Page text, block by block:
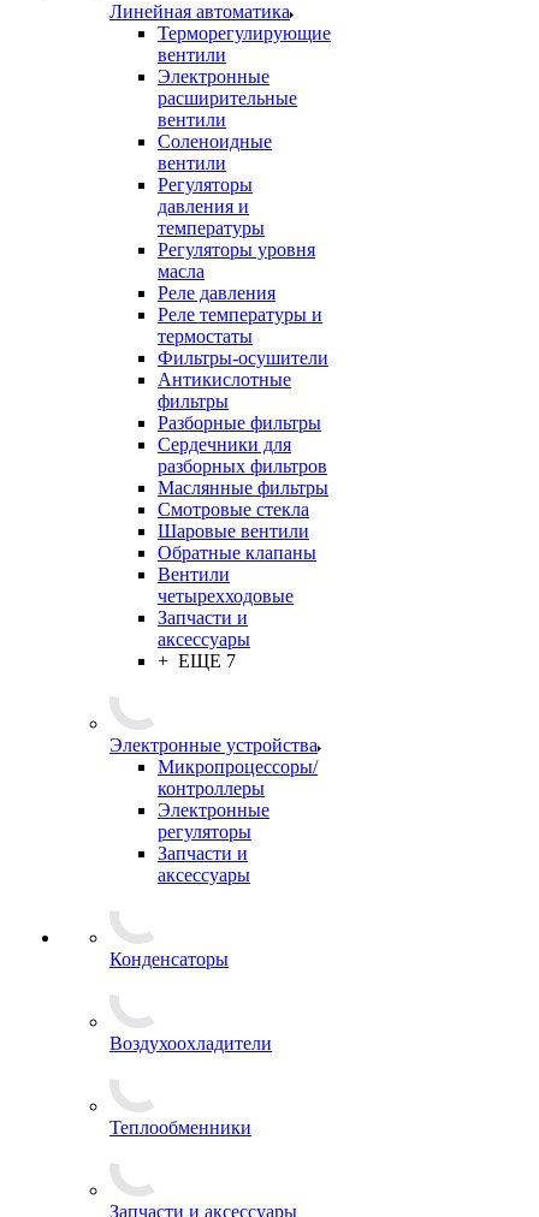
Линейная автоматика
Терморегулирующие
вентили
Электронные
расширительные
вентили
Соленоидные
вентили
Регуляторы
давления и
температуры
Регуляторы уровня
масла
Реле давления
Реле температуры и
термостаты
Фильтры-осушители
Антикислотные
фильтры
Разборные фильтры
Сердечники для
разборных фильтров
Маслянные фильтры
Смотровые стекла
Шаровые вентили
Обратные клапаны
Вентили
четырехходовые
Запчасти и
аксессуары
+ ЕЩЕ 7
Электронные устройства
Микропроцессоры/
контроллеры
Электронные
регуляторы
Запчасти и
аксессуары
Конденсаторы
Воздухоохладители
Теплообменники
Запчасти и аксессуары